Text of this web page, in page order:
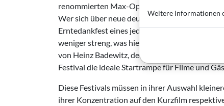
renommierten Max-Ophüls-Preis - ein
Wer sich über neue deutsche Filme
Erntedankfest eines jeden Filmjahres. Hier ist
weniger streng, was hier und da die Qualität
von Heinz Badewitz, dem besten Gastgeber
Festival die ideale Startrampe für Filme und
Diese Festivals müssen in ihrer Auswahl
ihrer Konzentration auf den Kurzfilm
Weitere Informationen